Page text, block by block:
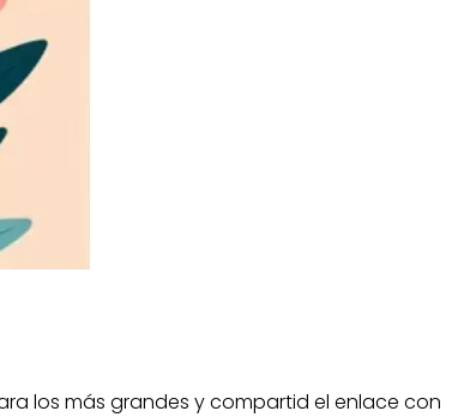
los más grandes y compartid el enlace con